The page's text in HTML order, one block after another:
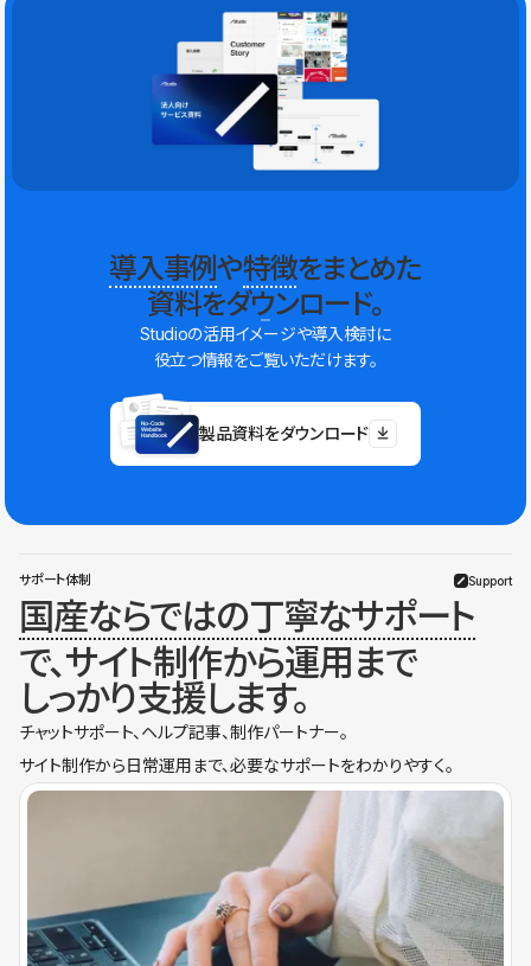
導入事例や特徴をまとめた
資料をダウンロード。
Studioの活用イメージや導入検討に
役立つ情報をご覧いただけます。
製品資料をダウンロード
サポート体制 Support
国産ならではの丁寧なサポート
で、サイト制作から運用まで
しっかり支援します。
チャットサポート、ヘルプ記事、制作パートナー。
サイト制作から日常運用まで、必要なサポートをわかりやすく。